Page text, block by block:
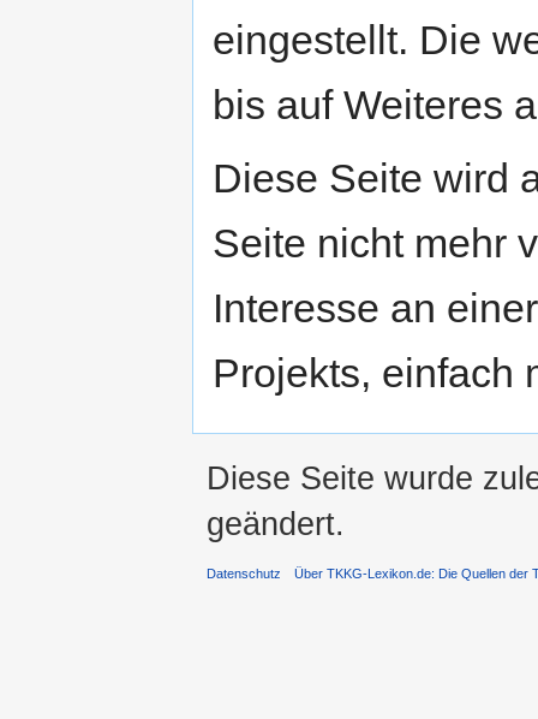
eingestellt. Die
bis auf Weiteres
Diese Seite wird
Seite nicht mehr
Interesse an
Projekts, einfach
Diese Seite wurde
geändert.
Datenschutz Über TKKG-Lexikon.de: Die Quellen der